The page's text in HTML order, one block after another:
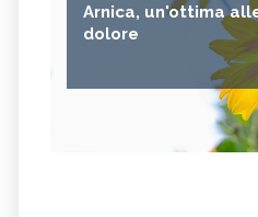
Arnica, un'ottima
dolore